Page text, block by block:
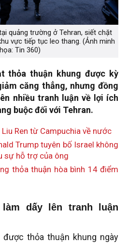
quảng trường ở Tehran, siết chặt
vực tiếp tục leo thang. (Ảnh minh
họa: Tin 360)
thỏa thuận khung được kỳ
căng thẳng, nhưng đồng
nhiều tranh luận về lợi ích
buộc đối với Tehran.
Ren từ Campuchia về nước
Trump tuyên bố Israel không
sự hỗ trợ của ông
thỏa thuận hòa bình 14 điểm
dấy lên tranh luận
thỏa thuận khung ngày